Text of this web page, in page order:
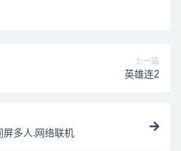
上一篇
英雄连2
屏多人.网络联机